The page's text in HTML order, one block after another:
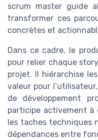
scrum master guide
transformer ces
concrètes et
Dans ce cadre, le
pour relier chaque
projet. Il hiérarchise
valeur pour
de développement
participe activement à
les taches techniques
dépendances entre